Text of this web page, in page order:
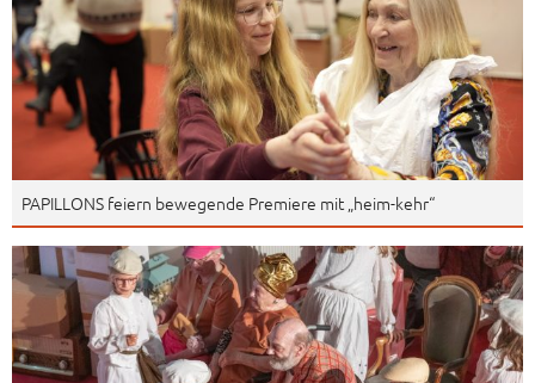
PAPILLONS feiern bewegende Premiere mit „heim-kehr“